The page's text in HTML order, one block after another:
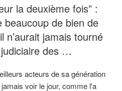
la deuxième fois” :
beaucoup de bien de
n’aurait jamais tourné
des …
acteurs de sa génération
voir le jour, comme l'a